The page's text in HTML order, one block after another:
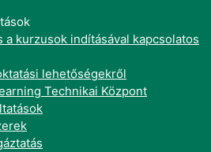
a kurzusok indításával kapcsolatos
lehetőségekről
Technikai Központ